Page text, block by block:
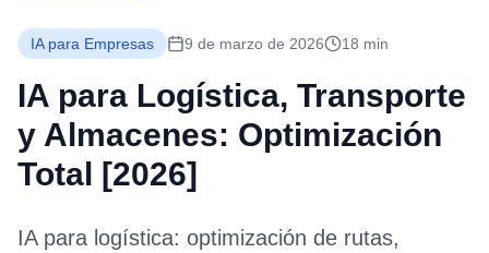
IA para Empresas 9 de marzo de 2026 18 min
IA para Logística, Transporte
y Almacenes: Optimización
Total [2026]
IA para logística: optimización de rutas,